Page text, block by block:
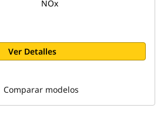
NOx
Ver Detalles
Comparar modelos